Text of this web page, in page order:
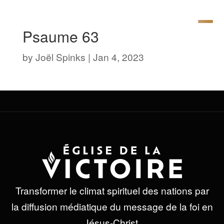
Psaume 63
by Joël Spinks | Jan 4, 2023
Transformer le climat spirituel des nations par
la diffusion médiatique du message de la foi en